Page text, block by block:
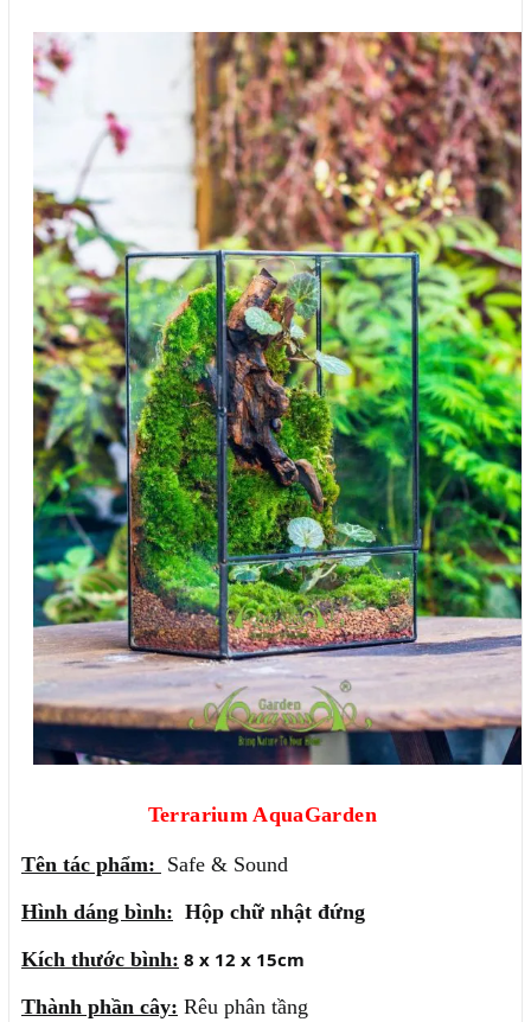
Terrarium AquaGarden
Tên tác phẩm: Safe & Sound
Hình dáng bình: Hộp chữ nhật đứng
Kích thước bình: 8 x 12 x 15cm
Thành phần cây: Rêu phân tầng